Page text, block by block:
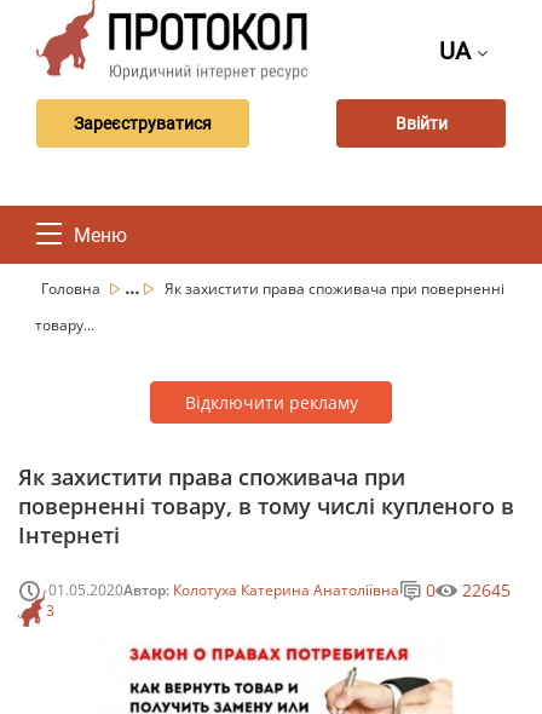
UA
Зареєструватися Ввійти
Меню
Головна ...
Як захистити права споживача при поверненні
товару...
Відключити рекламу
Як захистити права споживача при
поверненні товару, в тому числі купленого в
Інтернеті
01.05.2020Автор: Колотуха Катерина Анатоліївна
3
0 22645